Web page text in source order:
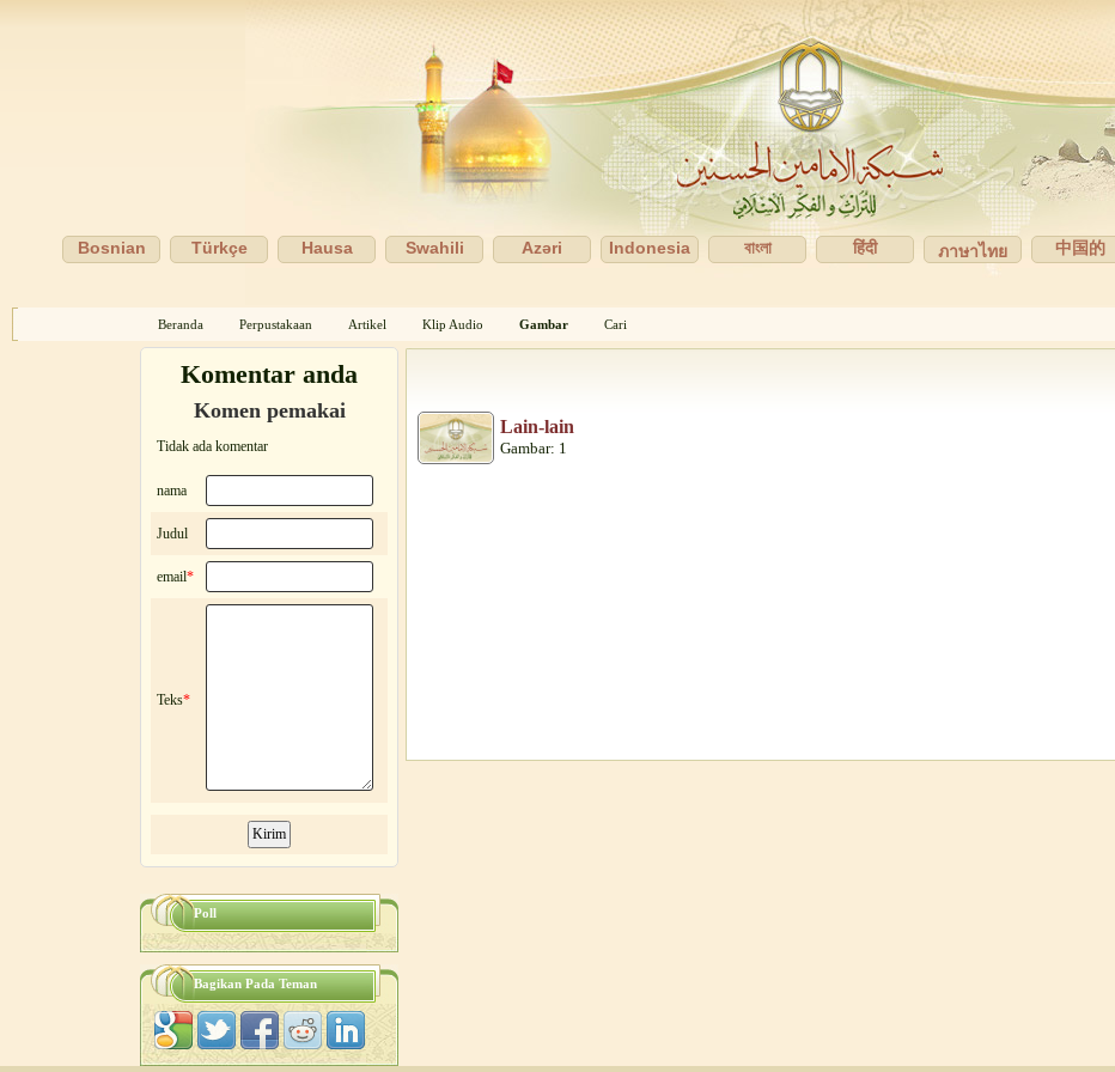
中国的
ภาษาไทย
हिंदी
বাংলা
Indonesia
Azəri
Swahili
Hausa
Türkçe
Bosnian
Beranda Perpustakaan Artikel Klip Audio Gambar Cari
Lain-lain
Gambar: 1
Komentar anda
Komen pemakai
Tidak ada komentar
nama
Judul
email*
Teks*
Poll
Bagikan Pada Teman